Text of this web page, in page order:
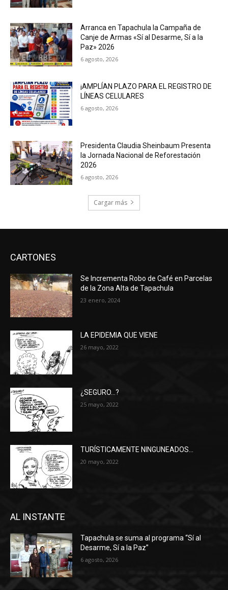
Arranca en Tapachula la Campaña de
Canje de Armas «Sí al Desarme, Sí a la
Paz» 2026
6 agosto, 2026
¡AMPLÍAN PLAZO PARA EL REGISTRO DE
LÍNEAS CELULARES
6 agosto, 2026
Presidenta Claudia Sheinbaum Presenta
la Jornada Nacional de Reforestación
2026
6 agosto, 2026
Cargar más
CARTONES
Se Incrementa Robo de Café en Parcelas
de la Zona Alta de Tapachula
23 enero, 2024
LA EPIDEMIA QUE VIENE
26 mayo, 2022
¿SEGURO…?
25 mayo, 2022
TURÍSTICAMENTE NINGUNEADOS…
20 mayo, 2022
AL INSTANTE
Tapachula se suma al programa “Sí al
Desarme, Sí a la Paz”
6 agosto, 2026